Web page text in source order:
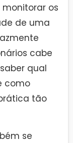
os
de uma
cabe
qual
como
tão
se